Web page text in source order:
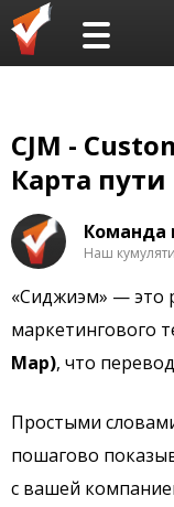
CJM -
Карта
Команда
Наш
«Cиджиэм» — это
маркетингового
Map), что
Простыми
пошагово
с вашей